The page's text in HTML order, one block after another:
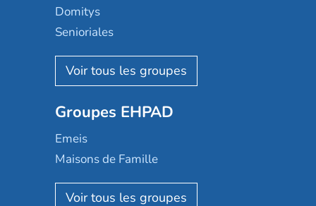
Domitys
Senioriales
Nohée
Les Résidentiels
Mobicap
Domusvi
Happy Senior
Aquarelia
Groupes EHPAD
Emeis
Maisons de Famille
Korian
Emera